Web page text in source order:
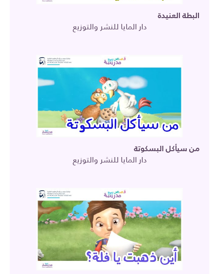
البطة العنيدة
دار المايا للنشر والتوزيع
من سيأكل البسكوتة
دار المايا للنشر والتوزيع